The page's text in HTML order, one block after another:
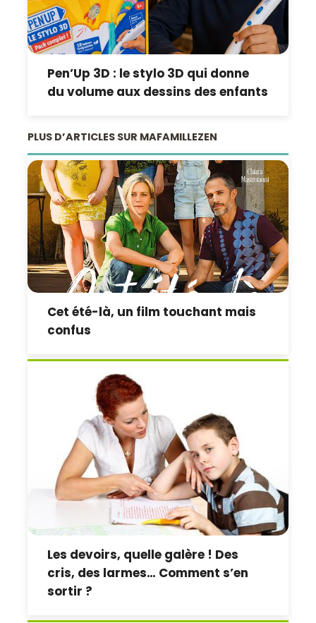
Pen’Up 3D : le stylo 3D qui donne
du volume aux dessins des enfants
PLUS D’ARTICLES SUR MAFAMILLEZEN
Cet été-là, un film touchant mais
confus
Les devoirs, quelle galère ! Des
cris, des larmes… Comment s’en
sortir ?